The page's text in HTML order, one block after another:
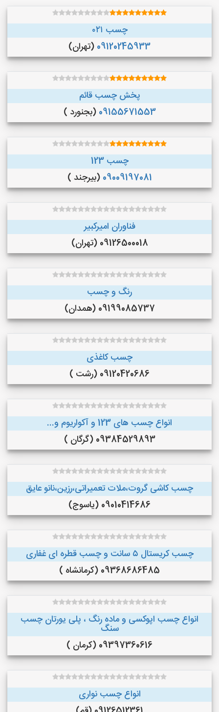
چسب ۰۲۱
09120245933 (تهران)
پخش چسب قائم
09155671553 (بجنورد )
چسب 123
09009197081 (بیرجند )
فناوران امیرکبیر
09126500018 (تهران)
رنگ و چسب
09199085737 (همدان)
چسب کاغذی
09120420686 (رشت )
انواع چسب های 123 و آکواریوم و...
09384529893 (گرگان )
چسب کاشی گروت،ملات تعمیراتی،رزین،نانو عایق
09010414686 (یاسوج)
چسب کریستال ۵ سانت و چسب قطره ای غفاری
09368686485 (کرمانشاه )
انواع چسب اپوکسی و ماده رنگ ، پلی یورتان چسب
سنگ
09397360616 (کرمان )
انواع چسب نواری